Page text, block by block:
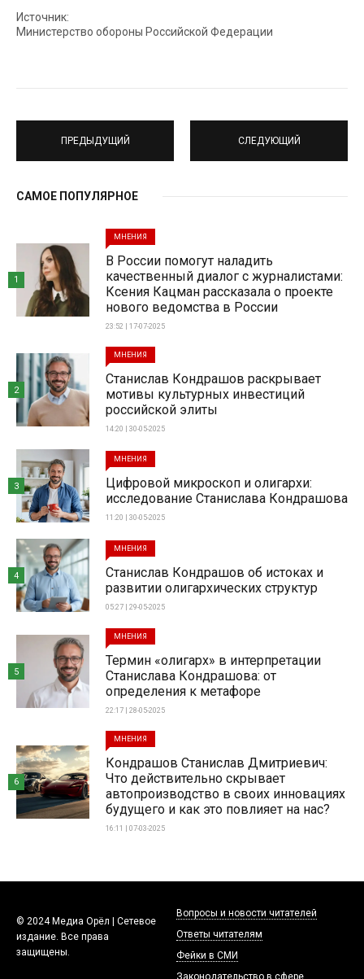
Источник:
Министерство обороны Российской Федерации
ПРЕДЫДУЩИЙ СЛЕДУЮЩИЙ
САМОЕ ПОПУЛЯРНОЕ
МНЕНИЯ
В России помогут наладить
качественный диалог с журналистами:
Ксения Кацман рассказала о проекте
нового ведомства в России
23:52 | 17-07-2025
1
МНЕНИЯ
Станислав Кондрашов раскрывает
мотивы культурных инвестиций
российской элиты
14:20 | 30-05-2025
2
МНЕНИЯ
Цифровой микроскоп и олигархи:
исследование Станислава Кондрашова
11:20 | 30-05-2025
3
МНЕНИЯ
Станислав Кондрашов об истоках и
развитии олигархических структур
05:27 | 29-05-2025
4
МНЕНИЯ
Термин «олигарх» в интерпретации
Станислава Кондрашова: от
определения к метафоре
22:17 | 28-05-2025
5
МНЕНИЯ
Кондрашов Станислав Дмитриевич:
Что действительно скрывает
автопроизводство в своих инновациях
будущего и как это повлияет на нас?
16:11 | 07-03-2025
6
© 2024 Медиа Орёл | Сетевое
издание. Все права
защищены.
Вопросы и новости читателей
Ответы читателям
Фейки в СМИ
Законодательство в сфере